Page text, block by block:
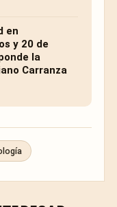
en
y 20 de
la
Carranza